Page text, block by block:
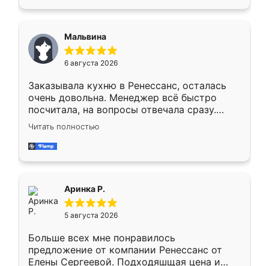
меньше, здесь же он более разнообразный.
Мне нравится ,если что-то потребуется из
мебели буду заказывать только здесь.
Мальвина
6 августа 2026
Заказывала кухню в Ренессанс, осталась
очень довольна. Менеджер всё быстро
посчитала, на вопросы отвечала сразу.
Замерщик приехал в субботу, подошёл к
делу со всей ответственностью. Собрали
за день, ребята работали аккуратно, даже
Читать полностью
Аринка Р.
5 августа 2026
Больше всех мне понравилось
предложение от компании Ренессанс от
Елены Сергеевой. Подходяшщая цена и